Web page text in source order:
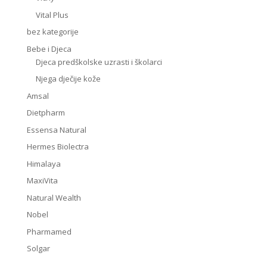
Vital Plus
bez kategorije
Bebe i Djeca
Djeca predškolske uzrasti i školarci
Njega dječije kože
Amsal
Dietpharm
Essensa Natural
Hermes Biolectra
Himalaya
MaxiVita
Natural Wealth
Nobel
Pharmamed
Solgar